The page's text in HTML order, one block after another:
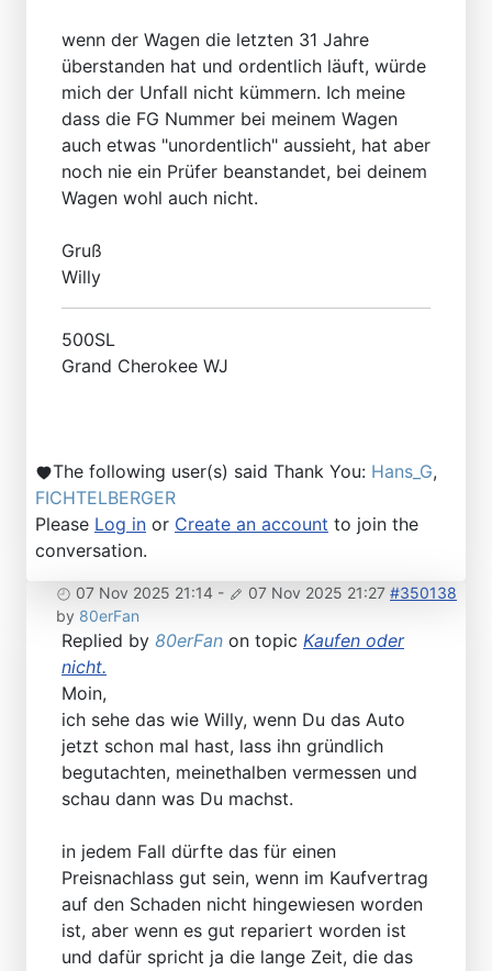
wenn der Wagen die letzten 31 Jahre
überstanden hat und ordentlich läuft, würde
mich der Unfall nicht kümmern. Ich meine
dass die FG Nummer bei meinem Wagen
auch etwas "unordentlich" aussieht, hat aber
noch nie ein Prüfer beanstandet, bei deinem
Wagen wohl auch nicht.
Gruß
Willy
500SL
Grand Cherokee WJ
The following user(s) said Thank You: Hans_G,
FICHTELBERGER
Please Log in or Create an account to join the
conversation.
07 Nov 2025 21:14 - 07 Nov 2025 21:27 #350138
by 80erFan
Replied by 80erFan on topic Kaufen oder
nicht.
Moin,
ich sehe das wie Willy, wenn Du das Auto
jetzt schon mal hast, lass ihn gründlich
begutachten, meinethalben vermessen und
schau dann was Du machst.
in jedem Fall dürfte das für einen
Preisnachlass gut sein, wenn im Kaufvertrag
auf den Schaden nicht hingewiesen worden
ist, aber wenn es gut repariert worden ist
und dafür spricht ja die lange Zeit, die das